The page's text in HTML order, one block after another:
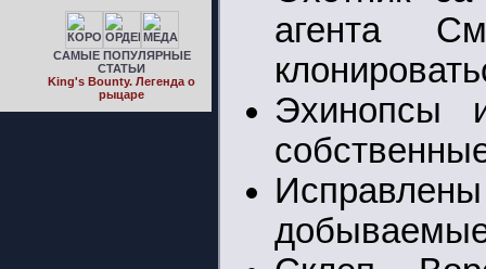
САМЫЕ ПОПУЛЯРНЫЕ
СТАТЬИ
King's Bounty. Легенда о
рыцаре
агента
Эхинопсы